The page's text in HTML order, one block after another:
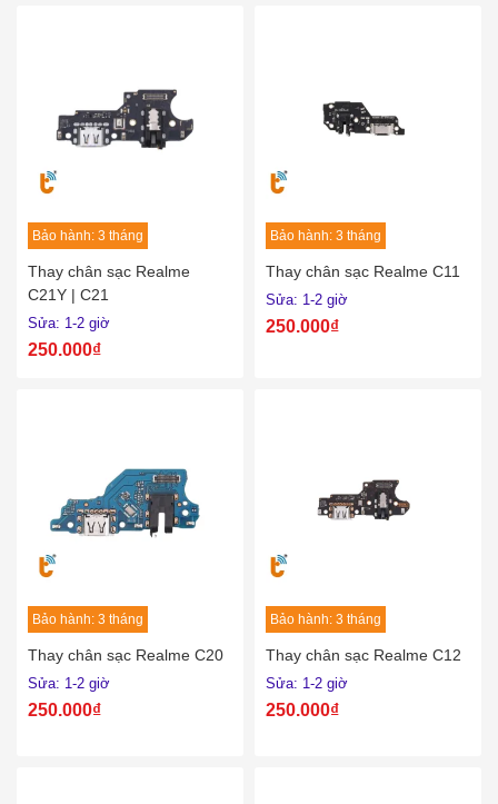
Bảo hành: 3 tháng
Thay chân sạc Realme
C21Y | C21
Sửa: 1-2 giờ
250.000₫
Bảo hành: 3 tháng
Thay chân sạc Realme C11
Sửa: 1-2 giờ
250.000₫
Bảo hành: 3 tháng
Thay chân sạc Realme C20
Sửa: 1-2 giờ
250.000₫
Bảo hành: 3 tháng
Thay chân sạc Realme C12
Sửa: 1-2 giờ
250.000₫